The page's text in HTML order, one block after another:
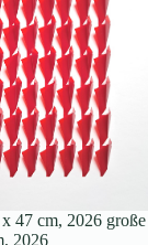
47 cm, 2026 große
2026